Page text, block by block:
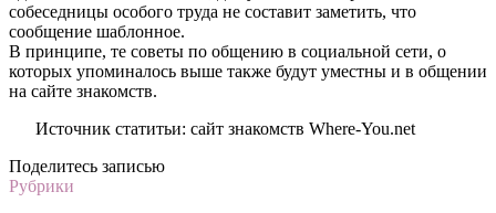
собеседницы особого труда не составит заметить, что
сообщение шаблонное.
В принципе, те советы по общению в социальной сети, о
которых упоминалось выше также будут уместны и в общении
на сайте знакомств.
Источник статитьи: сайт знакомств Where-You.net
Поделитесь записью
Рубрики